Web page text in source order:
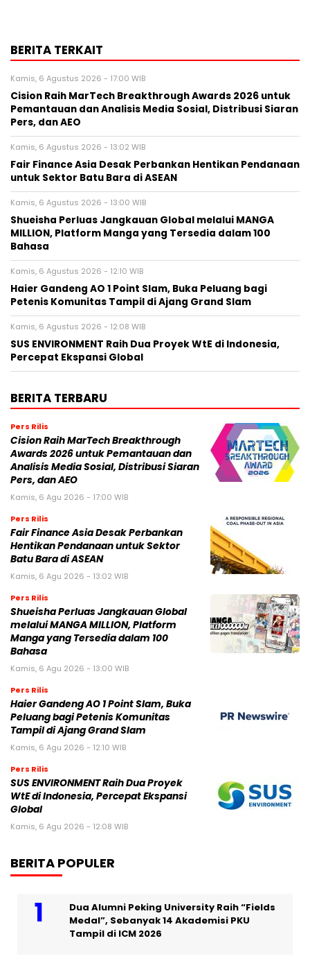
BERITA TERKAIT
Kamis, 6 Agustus 2026 - 17:00 WIB
Cision Raih MarTech Breakthrough Awards 2026 untuk
Pemantauan dan Analisis Media Sosial, Distribusi Siaran
Pers, dan AEO
Kamis, 6 Agustus 2026 - 13:02 WIB
Fair Finance Asia Desak Perbankan Hentikan Pendanaan
untuk Sektor Batu Bara di ASEAN
Kamis, 6 Agustus 2026 - 13:00 WIB
Shueisha Perluas Jangkauan Global melalui MANGA
MILLION, Platform Manga yang Tersedia dalam 100
Bahasa
Kamis, 6 Agustus 2026 - 12:10 WIB
Haier Gandeng AO 1 Point Slam, Buka Peluang bagi
Petenis Komunitas Tampil di Ajang Grand Slam
Kamis, 6 Agustus 2026 - 12:08 WIB
SUS ENVIRONMENT Raih Dua Proyek WtE di Indonesia,
Percepat Ekspansi Global
BERITA TERBARU
Pers Rilis
Cision Raih MarTech Breakthrough
Awards 2026 untuk Pemantauan dan
Analisis Media Sosial, Distribusi Siaran
Pers, dan AEO
Kamis, 6 Agu 2026 - 17:00 WIB
Pers Rilis
Fair Finance Asia Desak Perbankan
Hentikan Pendanaan untuk Sektor
Batu Bara di ASEAN
Kamis, 6 Agu 2026 - 13:02 WIB
Pers Rilis
Shueisha Perluas Jangkauan Global
melalui MANGA MILLION, Platform
Manga yang Tersedia dalam 100
Bahasa
Kamis, 6 Agu 2026 - 13:00 WIB
Pers Rilis
Haier Gandeng AO 1 Point Slam, Buka
Peluang bagi Petenis Komunitas
Tampil di Ajang Grand Slam
Kamis, 6 Agu 2026 - 12:10 WIB
Pers Rilis
SUS ENVIRONMENT Raih Dua Proyek
WtE di Indonesia, Percepat Ekspansi
Global
Kamis, 6 Agu 2026 - 12:08 WIB
BERITA POPULER
Dua Alumni Peking University Raih “Fields
Medal”, Sebanyak 14 Akademisi PKU
Tampil di ICM 2026